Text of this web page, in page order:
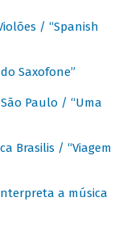
/ “Spanish
Saxofone”
Paulo / “Uma
Brasilis / “Viagem
a música